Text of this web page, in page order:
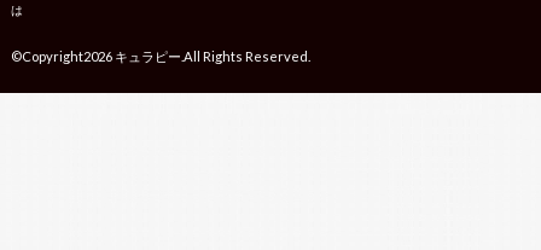
は
©Copyright2026 キュラピー .All Rights Reserved.